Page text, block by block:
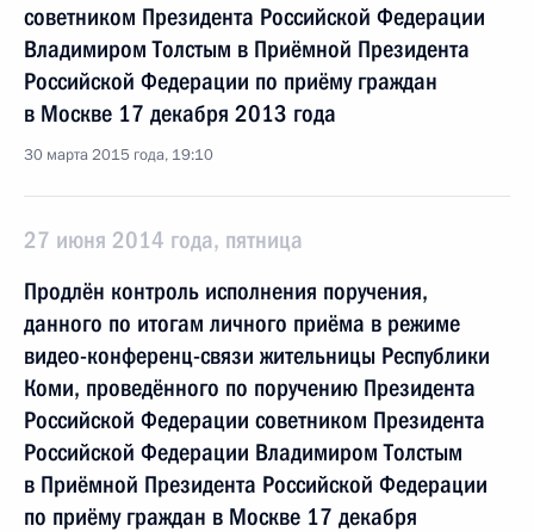
советником Президента Российской Федерации
Владимиром Толстым в Приёмной Президента
Российской Федерации по приёму граждан
в Москве 17 декабря 2013 года
30 марта 2015 года, 19:10
27 июня 2014 года, пятница
Продлён контроль исполнения поручения,
данного по итогам личного приёма в режиме
видео-конференц-связи жительницы Республики
Коми, проведённого по поручению Президента
Российской Федерации советником Президента
Российской Федерации Владимиром Толстым
в Приёмной Президента Российской Федерации
по приёму граждан в Москве 17 декабря